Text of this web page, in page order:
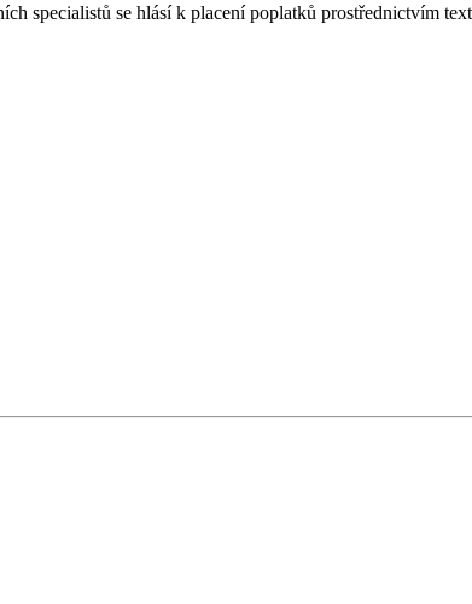
specialistů se hlásí k placení poplatků prostřednictvím